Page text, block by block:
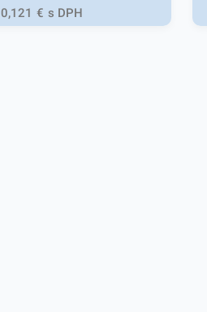
iných potravinových prevádzok.
Viečko je vhodné pre vaničky, ktoré
0,121 € s DPH